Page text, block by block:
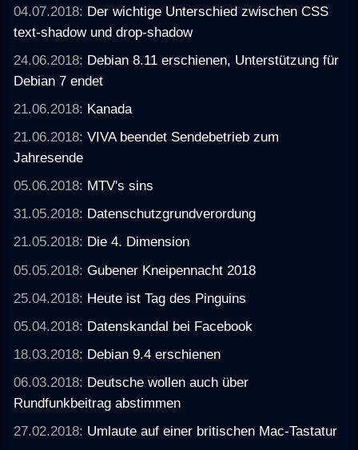
04.07.2018: Der wichtige Unterschied zwischen CSS
text-shadow und drop-shadow
24.06.2018: Debian 8.11 erschienen, Unterstützung für
Debian 7 endet
21.06.2018: Kanada
21.06.2018:VIVA beendet Sendebetrieb zum
Jahresende
05.06.2018: MTV's sins
31.05.2018: Datenschutzgrundverordung
21.05.2018: Die 4. Dimension
05.05.2018:Gubener Kneipennacht 2018
25.04.2018: Heute ist Tag des Pinguins
05.04.2018: Datenskandal bei Facebook
18.03.2018: Debian 9.4 erschienen
06.03.2018: Deutsche wollen auch über
Rundfunkbeitrag abstimmen
27.02.2018: Umlaute auf einer britischen Mac-Tastatur